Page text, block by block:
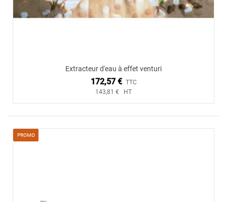
Extracteur d'eau à effet venturi
172,57 € TTC
143,81 € HT
PROMO